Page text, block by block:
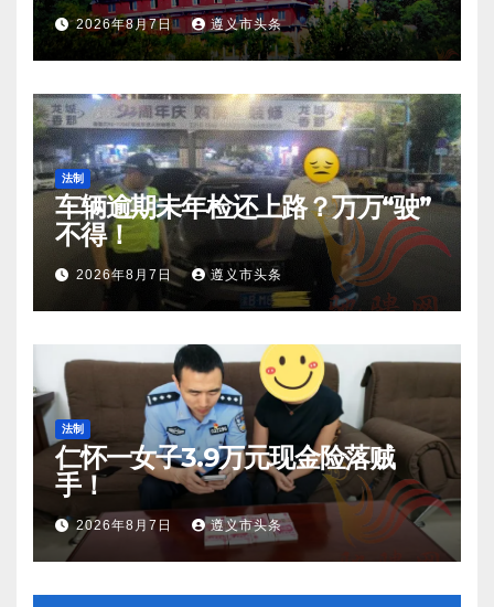
2026年8月7日 遵义市头条
法制
车辆逾期未年检还上路？万万“驶”
不得！
2026年8月7日 遵义市头条
法制
仁怀一女子3.9万元现金险落贼
手！
2026年8月7日 遵义市头条